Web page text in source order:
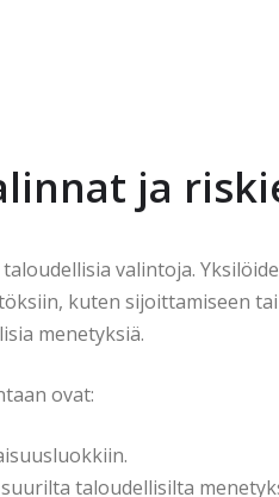
ja
valintoja.
kuten sijoittamiseen
menetyksiä.
ovat:
taloudellisilta